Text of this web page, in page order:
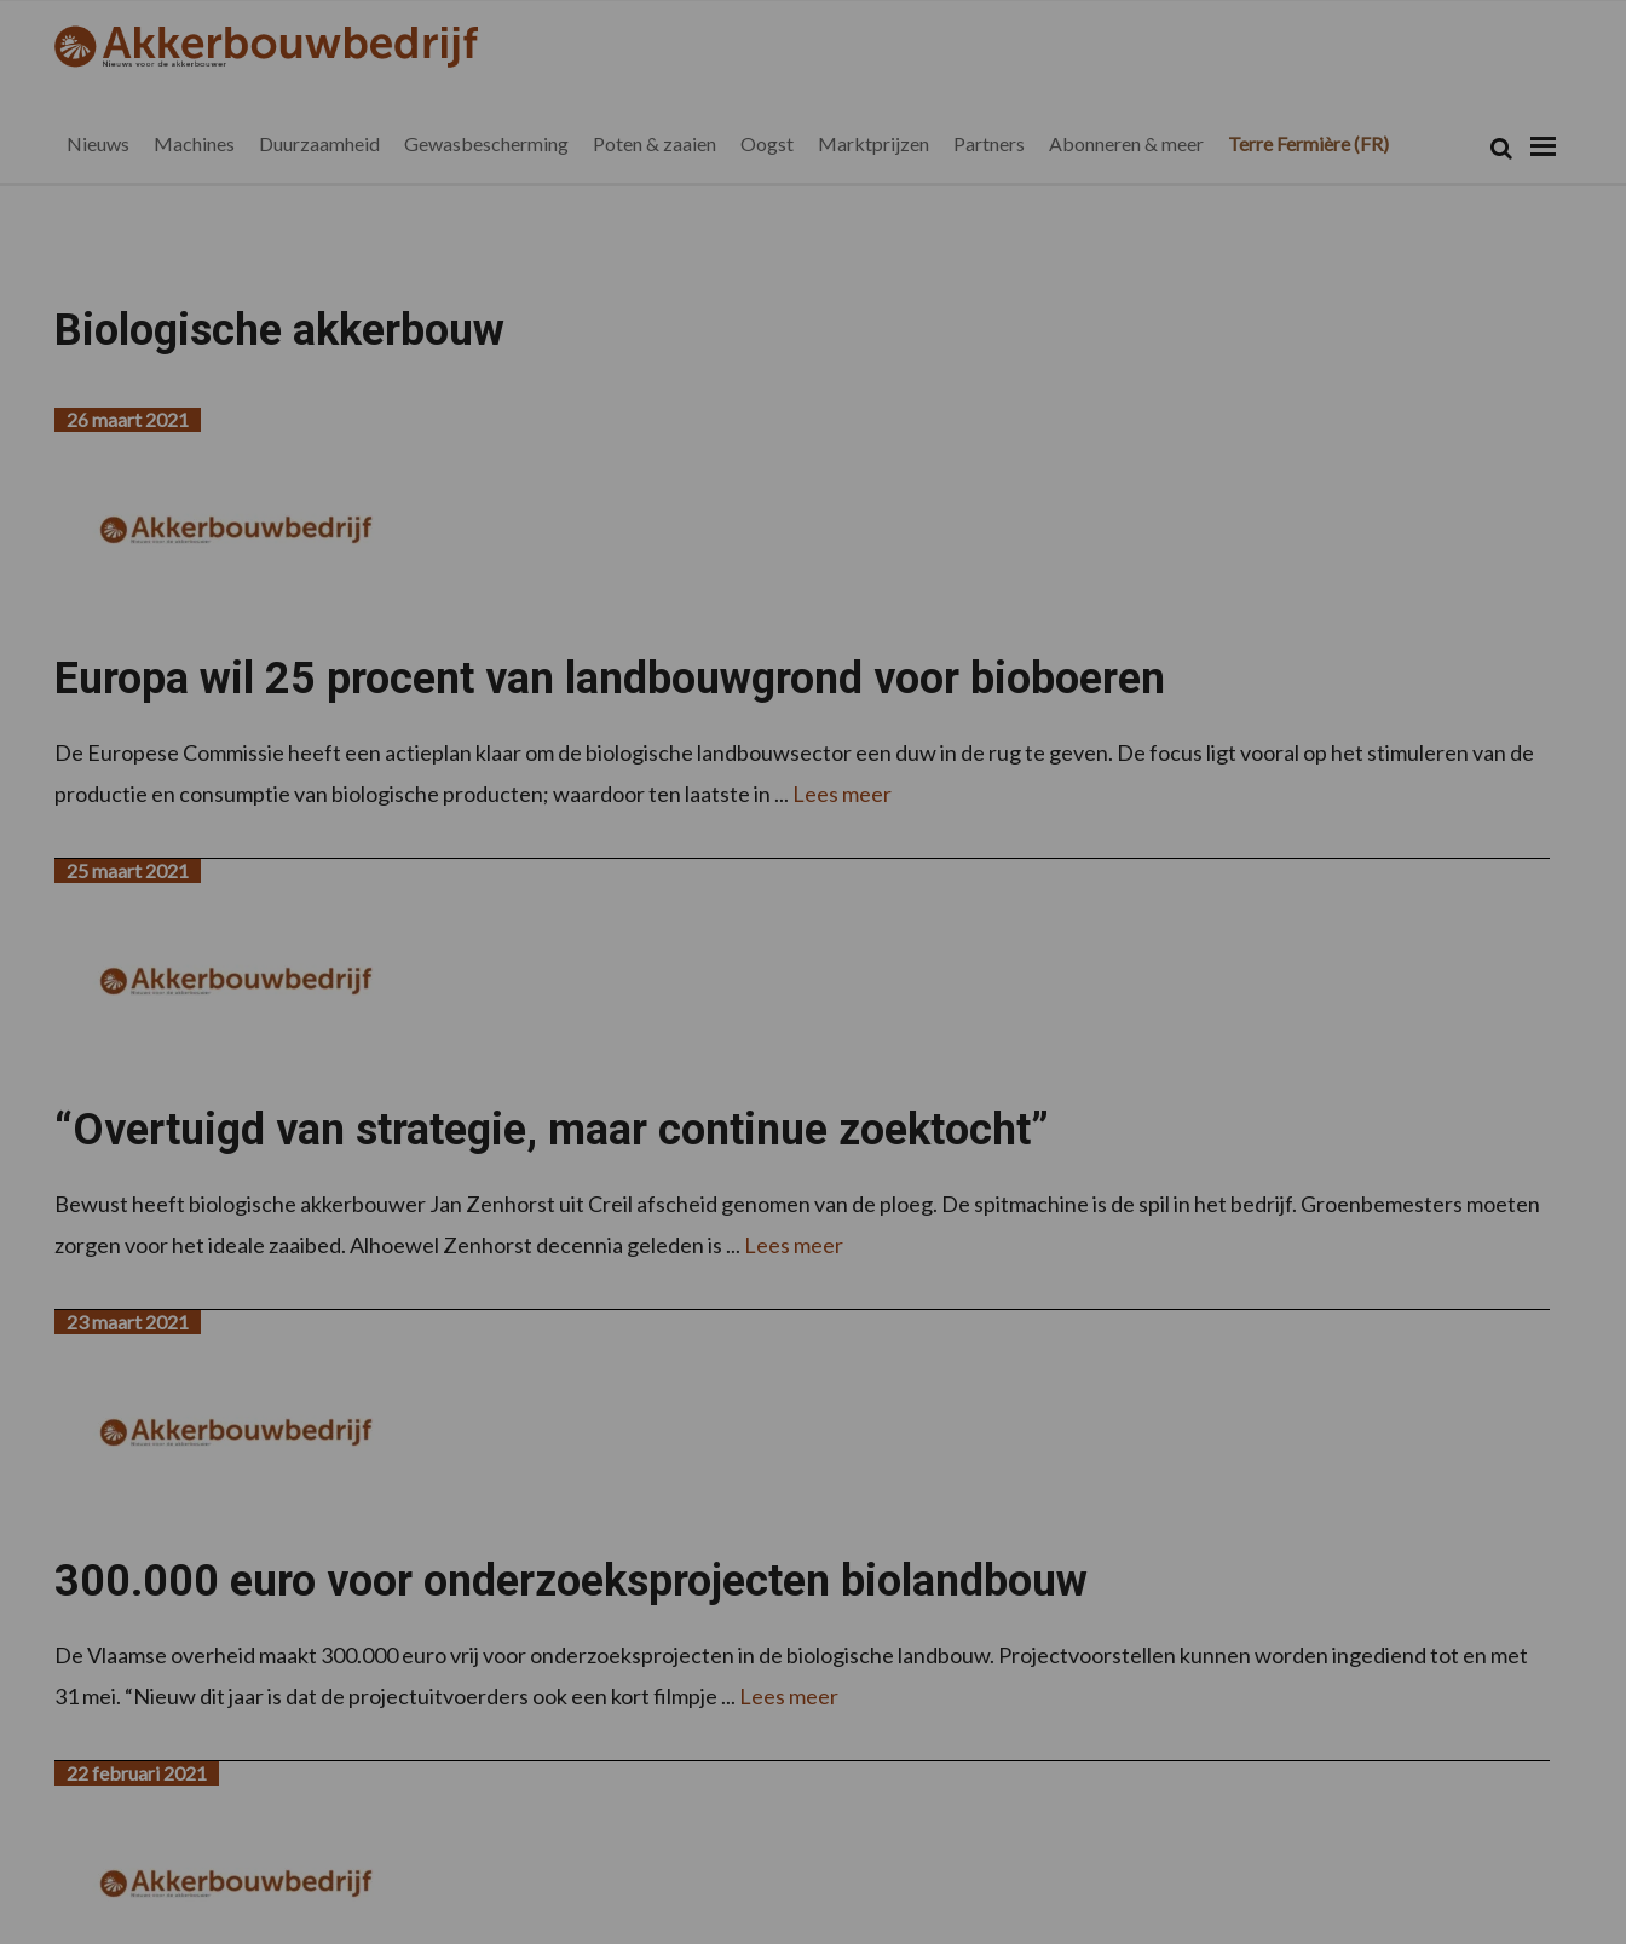
hoofdnavigatie
voettekst
akkerbouwbedrijf.be
Nieuws
Nieuws Machines Duurzaamheid Gewasbescherming Poten & zaaien Oogst Marktprijzen Partners Abonneren & meer Terre Fermière (FR) Zoek
Biologische akkerbouw
Europa wil 25 procent van landbouwgrond voor bioboeren
26 maart 2021
De Europese Commissie heeft een actieplan klaar om de biologische landbouwsector een duw in de rug te geven. De focus ligt vooral op het stimuleren van de
productie en consumptie van biologische producten; waardoor ten laatste in ... Lees meer
“Overtuigd van strategie, maar continue zoektocht”
25 maart 2021
Bewust heeft biologische akkerbouwer Jan Zenhorst uit Creil afscheid genomen van de ploeg. De spitmachine is de spil in het bedrijf. Groenbemesters moeten
zorgen voor het ideale zaaibed. Alhoewel Zenhorst decennia geleden is ... Lees meer
300.000 euro voor onderzoeksprojecten biolandbouw
23 maart 2021
De Vlaamse overheid maakt 300.000 euro vrij voor onderzoeksprojecten in de biologische landbouw. Projectvoorstellen kunnen worden ingediend tot en met
31 mei. “Nieuw dit jaar is dat de projectuitvoerders ook een kort filmpje ... Lees meer
22 februari 2021